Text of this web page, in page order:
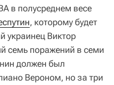
в полусреднем весе
, которому будет
украинец Виктор
семь поражений в семи
должен был
Вероном, но за три